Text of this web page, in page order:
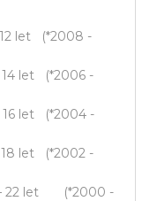
(*2008 -
(*2006 -
(*2004 -
(*2002 -
(*2000 -